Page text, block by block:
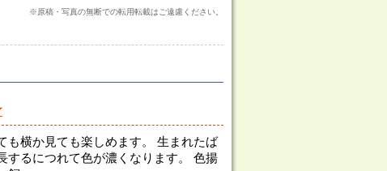
※原稿・写真の無断での転用転載はご遠慮ください。
も横か見ても楽しめます。 生まれたば
するにつれて色が濃くなります。 色揚